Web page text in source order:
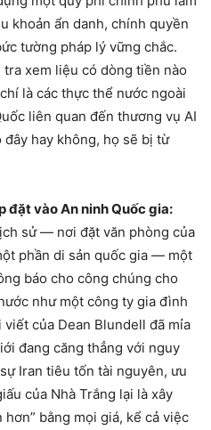
khoản ẩn danh, chính quyền
tường pháp lý vững chắc.
xem liệu có dòng tiền nào
là các thực thể nước ngoài
liên quan đến thương vụ AI
đây hay không, họ sẽ bị từ
đặt vào An ninh Quốc gia:
sử — nơi đặt văn phòng của
phần di sản quốc gia — một
báo cho công chúng cho
như một công ty gia đình
của Dean Blundell đã mỉa
đang căng thẳng với nguy
Iran tiêu tốn tài nguyên, ưu
của Nhà Trắng lại là xây
bằng mọi giá, kể cả việc